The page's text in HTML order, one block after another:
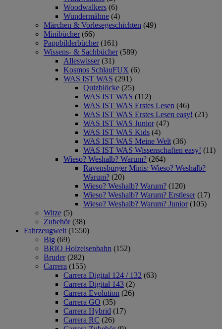
Woodwalkers (6)
Wundermähne (4)
Märchen & Vorlesegeschichten (49)
Minibücher (66)
Pappbilderbücher (161)
Wissens- & Sachbücher (589)
Alleswisser (31)
Kosmos SchlauFUX (6)
WAS IST WAS (291)
Quizblöcke (25)
WAS IST WAS (112)
WAS IST WAS Erstes Lesen (46)
WAS IST WAS Erstes Lesen easy! (21)
WAS IST WAS Junior (47)
WAS IST WAS Kids (4)
WAS IST WAS Meine Welt (36)
WAS IST WAS Wissenschaften easy! (11)
Wieso? Weshalb? Warum? (264)
Ravensburger Minis: Wieso? Weshalb?
Warum? (20)
Wieso? Weshalb? Warum? (120)
Wieso? Weshalb? Warum? Erstleser (17)
Wieso? Weshalb? Warum? Junior (105)
Witze (5)
Zubehör (38)
Fahrzeugwelt (1550)
Big (69)
BRIO Holzeisenbahn (152)
Bruder (282)
Carrera (155)
Carrera Digital 124 / 132 (63)
Carrera Digital 143 (2)
Carrera Evolution (26)
Carrera GO (35)
Carrera Hybrid (17)
Carrera RC (26)